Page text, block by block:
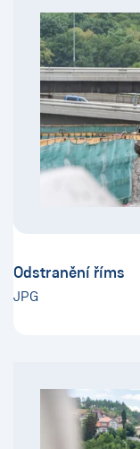
Odstranění říms
JPG